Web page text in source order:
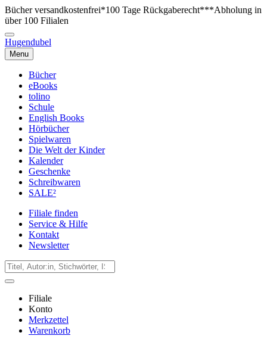
Bücher versandkostenfrei*100 Tage Rückgaberecht***Abholung in
über 100 Filialen
Hugendubel
Menu
Bücher
eBooks
tolino
Schule
English Books
Hörbücher
Spielwaren
Die Welt der Kinder
Kalender
Geschenke
Schreibwaren
SALE²
Filiale finden
Service & Hilfe
Kontakt
Newsletter
Filiale
Konto
Merkzettel
Warenkorb